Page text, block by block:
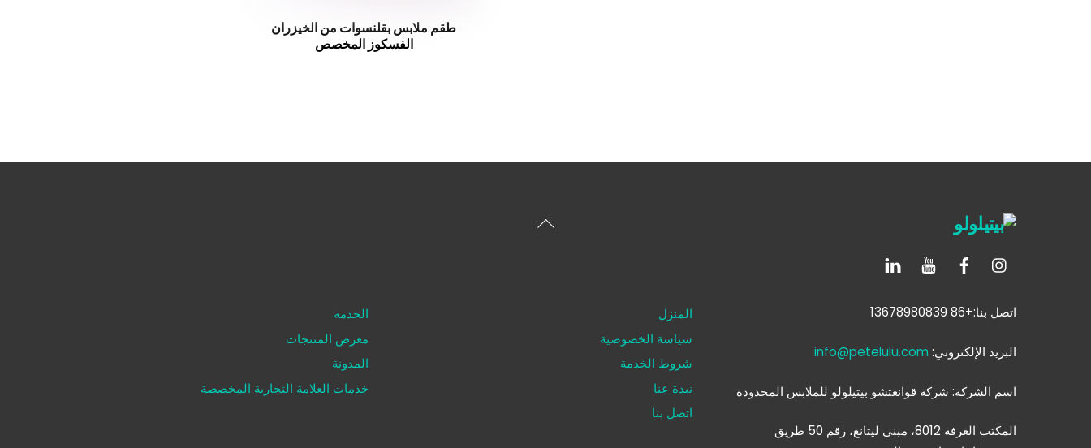
طقم ملابس بقلنسوات من الخيزران
الفسكوز المخصص
العودة
اتصل بنا:+86 13678980839
البريد الإلكتروني: info@petelulu.com
اسم الشركة: شركة قوانغتشو بيتيلولو للملابس المحدودة
المكتب الغرفة 8012، مبنى ليتانغ، رقم 50 طريق
المنزل
سياسة الخصوصية
شروط الخدمة
نبذة عنا
اتصل بنا
الخدمة
معرض المنتجات
المدونة
خدمات العلامة التجارية المخصصة